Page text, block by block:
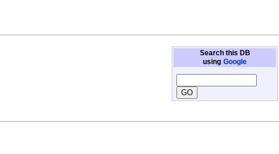
Search this DB
using Google